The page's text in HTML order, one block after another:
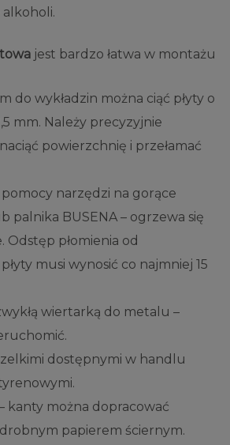
jest bardzo łatwa w montażu
do wykładzin można ciąć płyty o
mm. Należy precyzyjnie
powierzchnię i przełamać
narzędzi na gorące
palnika BUSENA – ogrzewa się
Odstęp płomienia od
musi wynosić co najmniej 15
wiertarką do metalu –
dostępnymi w handlu
kanty można dopracować
papierem ściernym.